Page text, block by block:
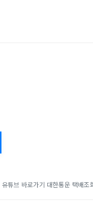
유튜브 바로가기 대한통운 택배조